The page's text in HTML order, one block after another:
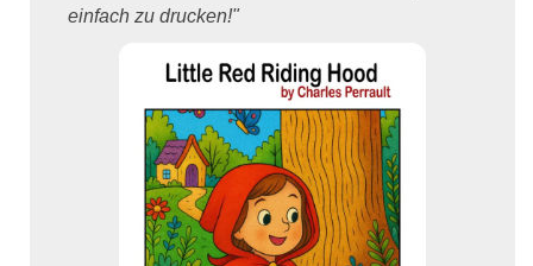
einfach zu drucken!"